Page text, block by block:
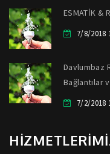
ESMATİK &
7/8/2018
Davlumbaz
Bağlantılar
7/2/2018